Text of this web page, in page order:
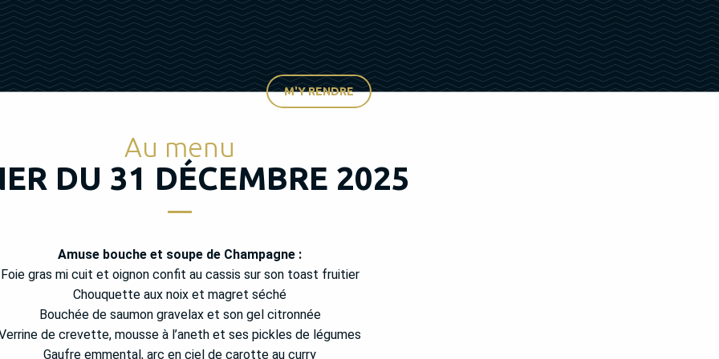
M'Y RENDRE
Au menu
DU 31 DÉCEMBRE 2025
Amuse bouche et soupe de Champagne :
Foie gras mi cuit et oignon confit au cassis sur son toast fruitier
Chouquette aux noix et magret séché
Bouchée de saumon gravelax et son gel citronnée
de crevette, mousse à l’aneth et ses pickles de légumes
Gaufre emmental, arc en ciel de carotte au curry